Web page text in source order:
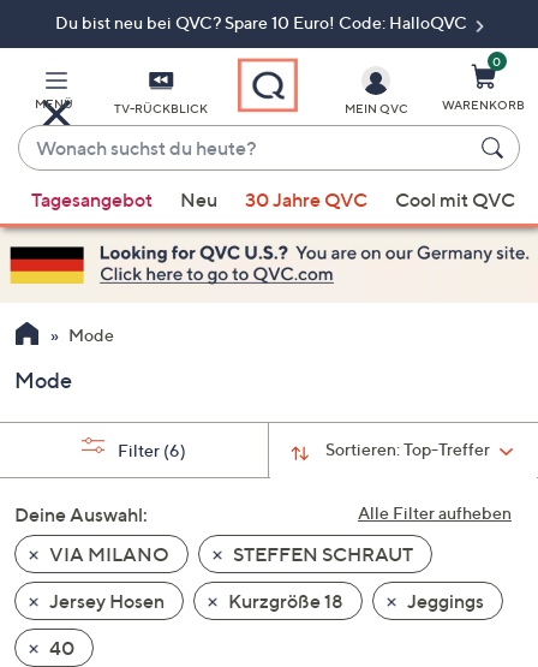
Du bist neu bei QVC? Spare 10 Euro! Code: HalloQVC
MENÜ TV-RÜCKBLICK
Wonach
suchst
du
heute?
Vorschläge
verfügbar
sind,
verwenden
Sie
Pfeiltasten
nach
und
nach
unten
oder
wischen
Sie
auf
MEIN QVC
0
WARENKORB
Tagesangebot Neu 30 Jahre QVC Cool mit QVC
Mode
Mode
Sortieren:Top-Treffer
Filter (6)
Alle Filter aufheben
Deine Auswahl:
VIA MILANO
STEFFEN SCHRAUT
Jersey Hosen
Kurzgröße 18
Jeggings
40